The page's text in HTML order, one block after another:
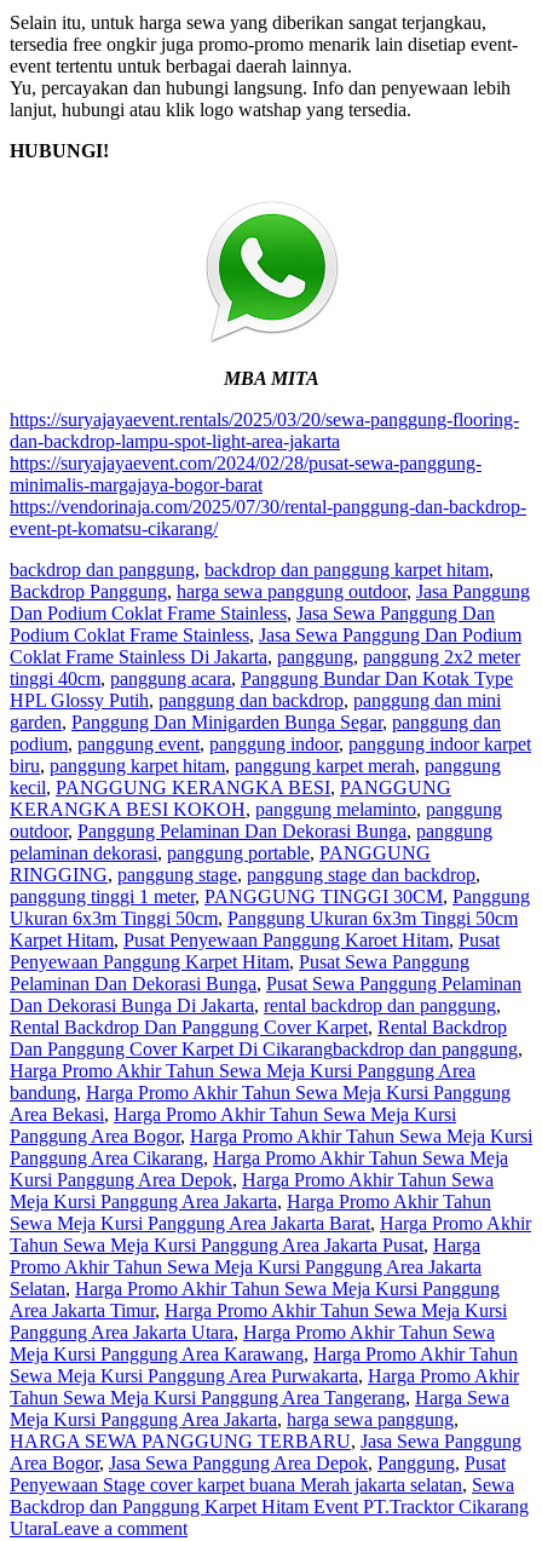
Selain itu, untuk harga sewa yang diberikan sangat terjangkau,
tersedia free ongkir juga promo-promo menarik lain disetiap event-
event tertentu untuk berbagai daerah lainnya.
Yu, percayakan dan hubungi langsung. Info dan penyewaan lebih
lanjut, hubungi atau klik logo watshap yang tersedia.
HUBUNGI!
MBA MITA
https://suryajayaevent.rentals/2025/03/20/sewa-panggung-flooring-
dan-backdrop-lampu-spot-light-area-jakarta
https://suryajayaevent.com/2024/02/28/pusat-sewa-panggung-
minimalis-margajaya-bogor-barat
https://vendorinaja.com/2025/07/30/rental-panggung-dan-backdrop-
event-pt-komatsu-cikarang/
backdrop dan panggung, backdrop dan panggung karpet hitam,
Backdrop Panggung, harga sewa panggung outdoor, Jasa Panggung
Dan Podium Coklat Frame Stainless, Jasa Sewa Panggung Dan
Podium Coklat Frame Stainless, Jasa Sewa Panggung Dan Podium
Coklat Frame Stainless Di Jakarta, panggung, panggung 2x2 meter
tinggi 40cm, panggung acara, Panggung Bundar Dan Kotak Type
HPL Glossy Putih, panggung dan backdrop, panggung dan mini
garden, Panggung Dan Minigarden Bunga Segar, panggung dan
podium, panggung event, panggung indoor, panggung indoor karpet
biru, panggung karpet hitam, panggung karpet merah, panggung
kecil, PANGGUNG KERANGKA BESI, PANGGUNG
KERANGKA BESI KOKOH, panggung melaminto, panggung
outdoor, Panggung Pelaminan Dan Dekorasi Bunga, panggung
pelaminan dekorasi, panggung portable, PANGGUNG
RINGGING, panggung stage, panggung stage dan backdrop,
panggung tinggi 1 meter, PANGGUNG TINGGI 30CM, Panggung
Ukuran 6x3m Tinggi 50cm, Panggung Ukuran 6x3m Tinggi 50cm
Karpet Hitam, Pusat Penyewaan Panggung Karoet Hitam, Pusat
Penyewaan Panggung Karpet Hitam, Pusat Sewa Panggung
Pelaminan Dan Dekorasi Bunga, Pusat Sewa Panggung Pelaminan
Dan Dekorasi Bunga Di Jakarta, rental backdrop dan panggung,
Rental Backdrop Dan Panggung Cover Karpet, Rental Backdrop
Dan Panggung Cover Karpet Di Cikarangbackdrop dan panggung,
Harga Promo Akhir Tahun Sewa Meja Kursi Panggung Area
bandung, Harga Promo Akhir Tahun Sewa Meja Kursi Panggung
Area Bekasi, Harga Promo Akhir Tahun Sewa Meja Kursi
Panggung Area Bogor, Harga Promo Akhir Tahun Sewa Meja Kursi
Panggung Area Cikarang, Harga Promo Akhir Tahun Sewa Meja
Kursi Panggung Area Depok, Harga Promo Akhir Tahun Sewa
Meja Kursi Panggung Area Jakarta, Harga Promo Akhir Tahun
Sewa Meja Kursi Panggung Area Jakarta Barat, Harga Promo Akhir
Tahun Sewa Meja Kursi Panggung Area Jakarta Pusat, Harga
Promo Akhir Tahun Sewa Meja Kursi Panggung Area Jakarta
Selatan, Harga Promo Akhir Tahun Sewa Meja Kursi Panggung
Area Jakarta Timur, Harga Promo Akhir Tahun Sewa Meja Kursi
Panggung Area Jakarta Utara, Harga Promo Akhir Tahun Sewa
Meja Kursi Panggung Area Karawang, Harga Promo Akhir Tahun
Sewa Meja Kursi Panggung Area Purwakarta, Harga Promo Akhir
Tahun Sewa Meja Kursi Panggung Area Tangerang, Harga Sewa
Meja Kursi Panggung Area Jakarta, harga sewa panggung,
HARGA SEWA PANGGUNG TERBARU, Jasa Sewa Panggung
Area Bogor, Jasa Sewa Panggung Area Depok, Panggung, Pusat
Penyewaan Stage cover karpet buana Merah jakarta selatan, Sewa
Backdrop dan Panggung Karpet Hitam Event PT.Tracktor Cikarang
UtaraLeave a comment